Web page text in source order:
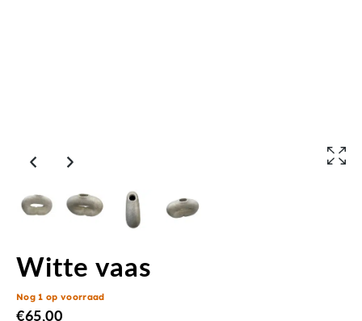
Witte vaas
Nog 1 op voorraad
€65,00